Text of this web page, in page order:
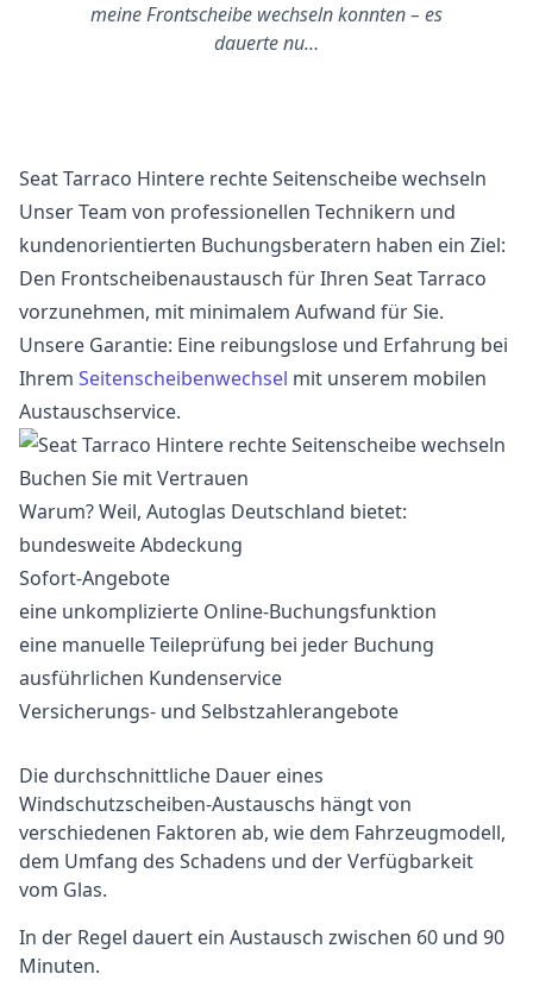
meine Frontscheibe wechseln konnten – es
dauerte nu…
Seat Tarraco Hintere rechte Seitenscheibe wechseln
Unser Team von professionellen Technikern und
kundenorientierten Buchungsberatern haben ein Ziel:
Den Frontscheibenaustausch für Ihren Seat Tarraco
vorzunehmen, mit minimalem Aufwand für Sie.
Unsere Garantie: Eine reibungslose und Erfahrung bei
Ihrem Seitenscheibenwechsel mit unserem mobilen
Austauschservice.
Buchen Sie mit Vertrauen
Warum? Weil, Autoglas Deutschland bietet:
bundesweite Abdeckung
Sofort-Angebote
eine unkomplizierte Online-Buchungsfunktion
eine manuelle Teileprüfung bei jeder Buchung
ausführlichen Kundenservice
Versicherungs- und Selbstzahlerangebote
Die durchschnittliche Dauer eines
Windschutzscheiben-Austauschs hängt von
verschiedenen Faktoren ab, wie dem Fahrzeugmodell,
dem Umfang des Schadens und der Verfügbarkeit
vom Glas.
In der Regel dauert ein Austausch zwischen 60 und 90
Minuten.